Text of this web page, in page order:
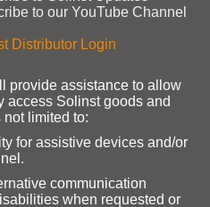
to our YouTube Channel
Distributor Login
provide assistance to allow
access Solinst goods and
limited to:
for assistive devices and/or
communication
when requested or